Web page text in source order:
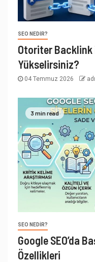
SEO NEDIR?
Otoriter Backlink
Yükselirsiniz?
04 Temmuz 2026
3 min read
SEO NEDIR?
Google SEO’da
Özellikleri